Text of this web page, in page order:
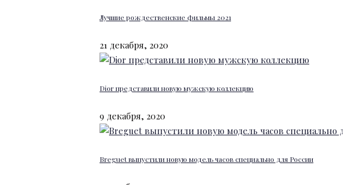
Лучшие рождественские фильмы 2021
21 декабря, 2020
Dior представили новую мужскую коллекцию
9 декабря, 2020
Breguet выпустили новую модель часов специально для России